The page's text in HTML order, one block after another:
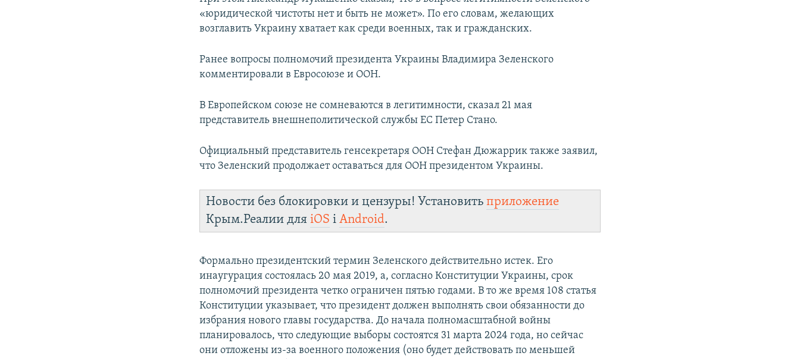
«юридической чистоты нет и быть не может». По его словам, желающих
возглавить Украину хватает как среди военных, так и гражданских.
Ранее вопросы полномочий президента Украины Владимира Зеленского
комментировали в Евросоюзе и ООН.
В Европейском союзе не сомневаются в легитимности, сказал 21 мая
представитель внешнеполитической службы ЕС Петер Стано.
Официальный представитель генсекретаря ООН Стефан Дюжаррик также заявил,
что Зеленский продолжает оставаться для ООН президентом Украины.
Новости без блокировки и цензуры! Установитьприложение
Крым.Реалии дляiOS іAndroid.
Формально президентский термин Зеленского действительно истек. Его
инаугурация состоялась 20 мая 2019, а, согласно Конституции Украины, срок
полномочий президента четко ограничен пятью годами. В то же время 108 статья
Конституции указывает, что президент должен выполнять свои обязанности до
избрания нового главы государства. До начала полномасштабной войны
планировалось, что следующие выборы состоятся 31 марта 2024 года, но сейчас
они отложены из-за военного положения (оно будет действовать по меньшей